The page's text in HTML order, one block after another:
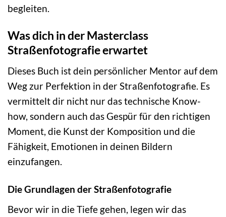
begleiten.
Was dich in der Masterclass
Straßenfotografie erwartet
Dieses Buch ist dein persönlicher Mentor auf dem
Weg zur Perfektion in der Straßenfotografie. Es
vermittelt dir nicht nur das technische Know-
how, sondern auch das Gespür für den richtigen
Moment, die Kunst der Komposition und die
Fähigkeit, Emotionen in deinen Bildern
einzufangen.
Die Grundlagen der Straßenfotografie
Bevor wir in die Tiefe gehen, legen wir das